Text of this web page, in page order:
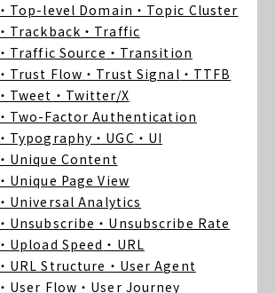
・Top-level Domain ・Topic Cluster
・Trackback ・Traffic
・Traffic Source ・Transition
・Trust Flow ・Trust Signal ・TTFB
・Tweet ・Twitter/X
・Two-Factor Authentication
・Typography ・UGC ・UI
・Unique Content
・Unique Page View
・Universal Analytics
・Unsubscribe ・Unsubscribe Rate
・Upload Speed ・URL
・URL Structure ・User Agent
・User Flow ・User Journey